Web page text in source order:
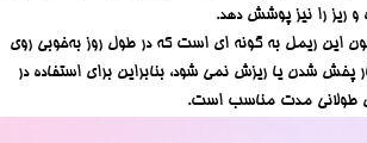
ریز را نیز پوشش دهد.
این ریمل به گونه‌ ای است که در طول روز به‌خوبی روی
پخش شدن یا ریزش نمی‌ شود، بنابراین برای استفاده در
طولانی‌ مدت مناسب است.